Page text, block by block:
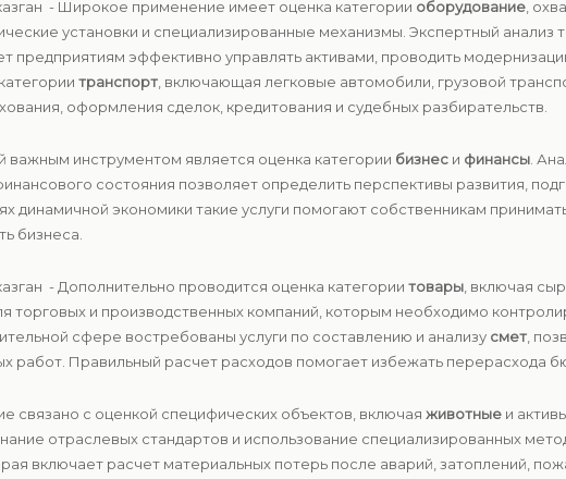
- Широкое применение имеет оценка категории оборудование ,
установки и специализированные механизмы. Экспертный анализ
предприятиям эффективно управлять активами, проводить
транспорт , включающая легковые автомобили, грузовой
оформления сделок, кредитования и судебных разбирательств.
важным инструментом является оценка категории бизнес и финансы .
состояния позволяет определить перспективы развития,
динамичной экономики такие услуги помогают собственникам
бизнеса.
- Дополнительно проводится оценка категории товары , включая
торговых и производственных компаний, которым необходимо
сфере востребованы услуги по составлению и анализу смет ,
работ. Правильный расчет расходов помогает избежать перерасхода
связано с оценкой специфических объектов, включая животные и
отраслевых стандартов и использование специализированных
включает расчет материальных потерь после аварий, затоплений,